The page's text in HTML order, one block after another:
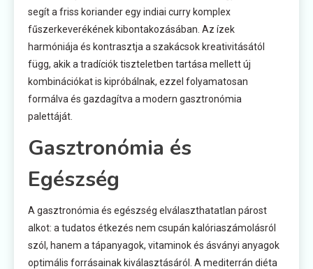
segít a friss koriander egy indiai curry komplex
fűszerkeverékének kibontakozásában. Az ízek
harmóniája és kontrasztja a szakácsok kreativitásától
függ, akik a tradíciók tiszteletben tartása mellett új
kombinációkat is kipróbálnak, ezzel folyamatosan
formálva és gazdagítva a modern gasztronómia
palettáját.
Gasztronómia és
Egészség
A gasztronómia és egészség elválaszthatatlan párost
alkot: a tudatos étkezés nem csupán kalóriaszámolásról
szól, hanem a tápanyagok, vitaminok és ásványi anyagok
optimális forrásainak kiválasztásáról. A mediterrán diéta